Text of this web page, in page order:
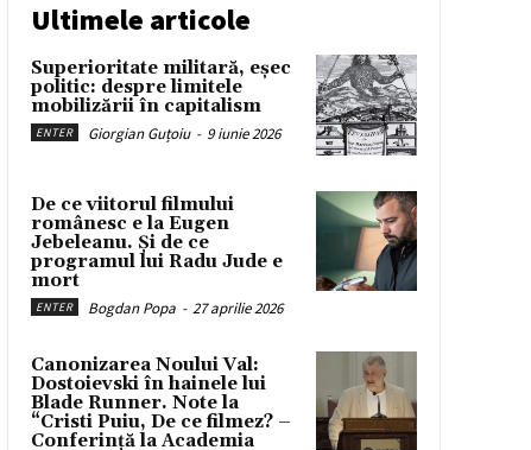
Ultimele articole
Superioritate militară, eșec
politic: despre limitele
mobilizării în capitalism
ENTER Giorgian Guțoiu - 9 iunie 2026
De ce viitorul filmului
românesc e la Eugen
Jebeleanu. Și de ce
programul lui Radu Jude e
mort
ENTER Bogdan Popa - 27 aprilie 2026
Canonizarea Noului Val:
Dostoievski în hainele lui
Blade Runner. Note la
“Cristi Puiu, De ce filmez? –
Conferință la Academia